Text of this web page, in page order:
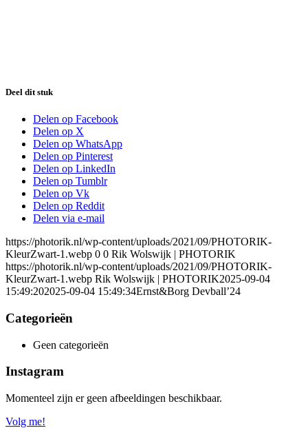
Deel dit stuk
Delen op Facebook
Delen op X
Delen op WhatsApp
Delen op Pinterest
Delen op LinkedIn
Delen op Tumblr
Delen op Vk
Delen op Reddit
Delen via e-mail
https://photorik.nl/wp-content/uploads/2021/09/PHOTORIK-
KleurZwart-1.webp 0 0 Rik Wolswijk | PHOTORIK
https://photorik.nl/wp-content/uploads/2021/09/PHOTORIK-
KleurZwart-1.webp Rik Wolswijk | PHOTORIK2025-09-04
15:49:202025-09-04 15:49:34Ernst&Borg Devball’24
Categorieën
Geen categorieën
Instagram
Momenteel zijn er geen afbeeldingen beschikbaar.
Volg me!